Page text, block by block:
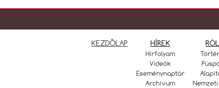
KEZDŐLAP HÍREK
Hírfolyam
Videók
Eseménynaptár
Archívum